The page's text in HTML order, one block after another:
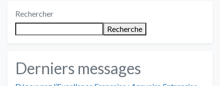
Rechercher
Recherche
Derniers messages